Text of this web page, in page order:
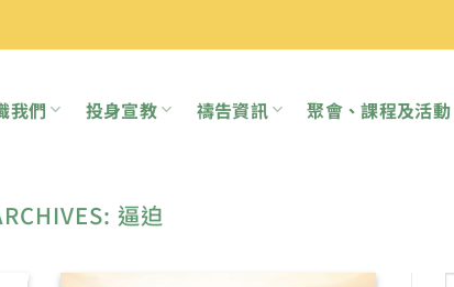
我們 投身宣教 禱告資訊 聚會、課程及活動
逼迫